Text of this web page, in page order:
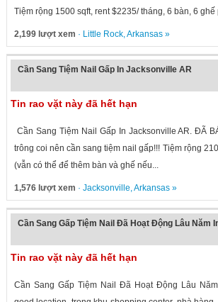
Tiệm rộng 1500 sqft, rent $2235/ tháng, 6 bàn, 6 ghế
2,199 lượt xem · Little Rock,Arkansas»
Cần Sang Tiệm Nail Gấp In Jacksonville AR
Tin rao vặt này đã hết hạn
Cần Sang Tiệm Nail Gấp In Jacksonville AR. ĐÃ
trông coi nên cần sang tiệm nail gấp!!! Tiệm rộng
(vẫn có thể để thêm bàn và ghế nếu...
1,576 lượt xem · Jacksonville,Arkansas»
Cần Sang Gấp Tiệm Nail Đã Hoạt Động Lâu Năm
Tin rao vặt này đã hết hạn
Cần Sang Gấp Tiệm Nail Đã Hoạt Động Lâu